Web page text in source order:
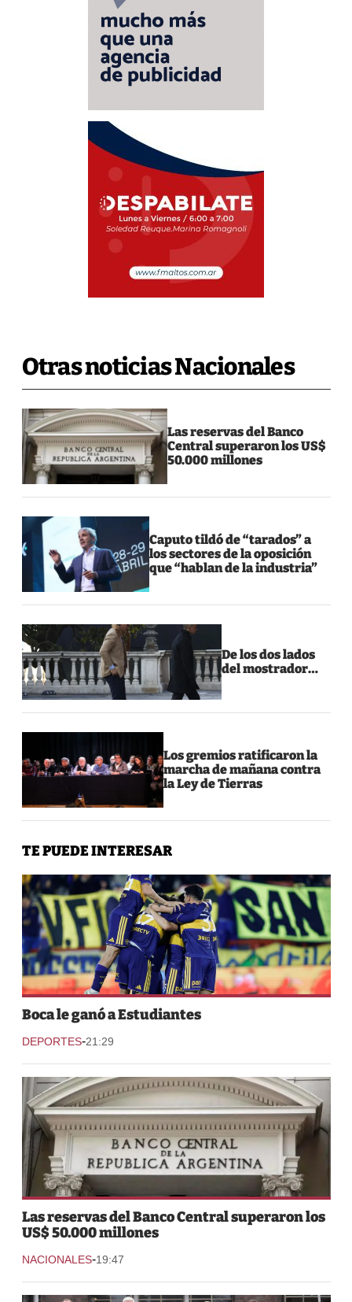
Otras noticias Nacionales
Las reservas del Banco
Central superaron los US$
50.000 millones
Caputo tildó de “tarados” a
los sectores de la oposición
que “hablan de la industria”
De los dos lados
del mostrador…
Los gremios ratificaron la
marcha de mañana contra
la Ley de Tierras
TE PUEDE INTERESAR
Boca le ganó a Estudiantes
DEPORTES-21:29
Las reservas del Banco Central superaron los
US$ 50.000 millones
NACIONALES-19:47